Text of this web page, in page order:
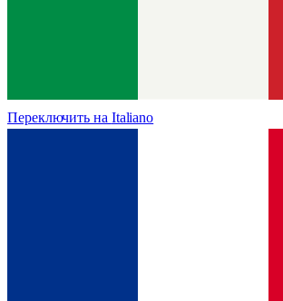
Переключить на Italiano